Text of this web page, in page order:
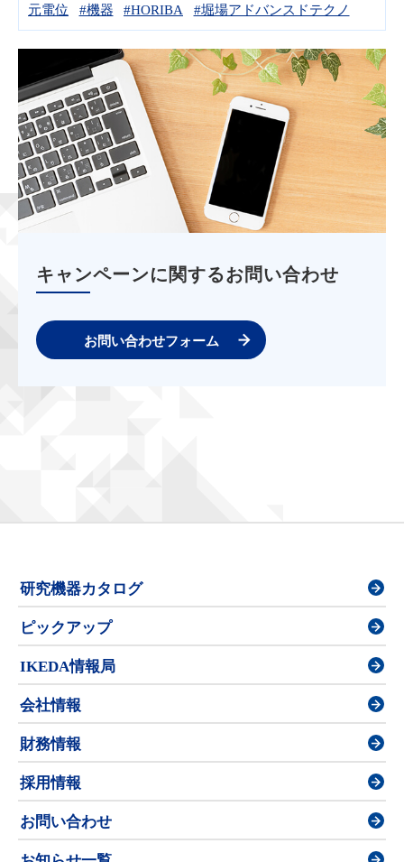
元電位
#機器 #HORIBA #堀場アドバンスドテクノ
キャンペーンに関するお問い合わせ
お問い合わせフォーム
研究機器カタログ
ピックアップ
IKEDA情報局
会社情報
財務情報
採用情報
お問い合わせ